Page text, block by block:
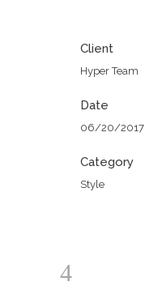
Client
Hyper Team
Date
06/20/2017
Category
Style